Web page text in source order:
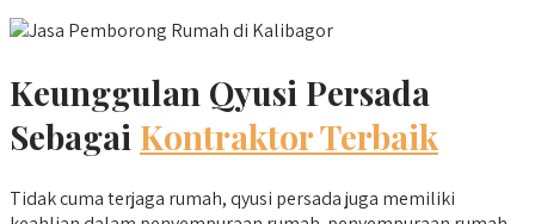
Keunggulan Qyusi Persada
Sebagai Kontraktor Terbaik
Tidak cuma terjaga rumah, qyusi persada juga memiliki